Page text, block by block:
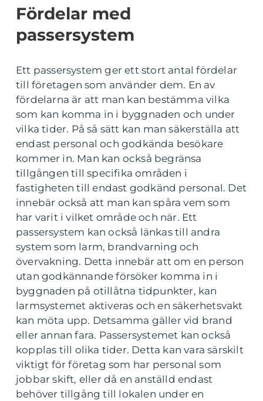
Fördelar med
passersystem
Ett passersystem ger ett stort antal fördelar
till företagen som använder dem. En av
fördelarna är att man kan bestämma vilka
som kan komma in i byggnaden och under
vilka tider. På så sätt kan man säkerställa att
endast personal och godkända besökare
kommer in. Man kan också begränsa
tillgången till specifika områden i
fastigheten till endast godkänd personal. Det
innebär också att man kan spåra vem som
har varit i vilket område och när. Ett
passersystem kan också länkas till andra
system som larm, brandvarning och
övervakning. Detta innebär att om en person
utan godkännande försöker komma in i
byggnaden på otillåtna tidpunkter, kan
larmsystemet aktiveras och en säkerhetsvakt
kan möta upp. Detsamma gäller vid brand
eller annan fara. Passersystemet kan också
kopplas till olika tider. Detta kan vara särskilt
viktigt för företag som har personal som
jobbar skift, eller då en anställd endast
behöver tillgång till lokalen under en